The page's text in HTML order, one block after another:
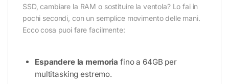
SSD, cambiare la RAM o sostituire la ventola? Lo fai in
pochi secondi, con un semplice movimento delle mani.
Ecco cosa puoi fare facilmente:
Espandere la memoria fino a 64GB per
multitasking estremo.